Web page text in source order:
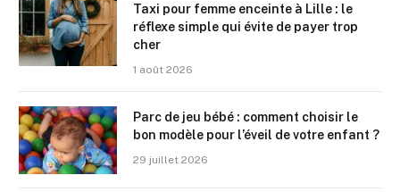
Taxi pour femme enceinte à Lille : le
réflexe simple qui évite de payer trop
cher
1 août 2026
Parc de jeu bébé : comment choisir le
bon modèle pour l’éveil de votre enfant ?
29 juillet 2026